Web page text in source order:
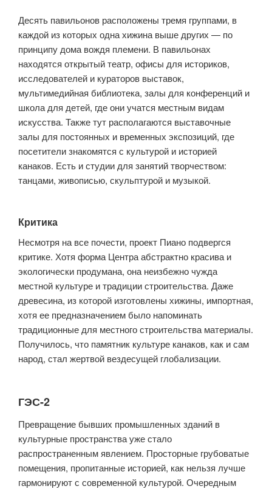
Десять павильонов расположены тремя группами, в
каждой из которых одна хижина выше других — по
принципу дома вождя племени. В павильонах
находятся открытый театр, офисы для историков,
исследователей и кураторов выставок,
мультимедийная библиотека, залы для конференций и
школа для детей, где они учатся местным видам
искусства. Также тут располагаются выставочные
залы для постоянных и временных экспозиций, где
посетители знакомятся с культурой и историей
канаков. Есть и студии для занятий творчеством:
танцами, живописью, скульптурой и музыкой.
Критика
Несмотря на все почести, проект Пиано подвергся
критике. Хотя форма Центра абстрактно красива и
экологически продумана, она неизбежно чужда
местной культуре и традиции строительства. Даже
древесина, из которой изготовлены хижины, импортная,
хотя ее предназначением было напоминать
традиционные для местного строительства материалы.
Получилось, что памятник культуре канаков, как и сам
народ, стал жертвой вездесущей глобализации.
ГЭС-2
Превращение бывших промышленных зданий в
культурные пространства уже стало
распространенным явлением. Просторные грубоватые
помещения, пропитанные историей, как нельзя лучше
гармонируют с современной культурой. Очередным